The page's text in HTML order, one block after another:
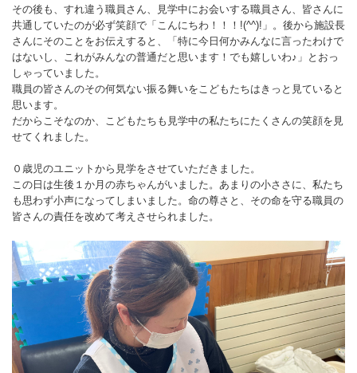
その後も、すれ違う職員さん、見学中にお会いする職員さん、皆さんに
共通していたのが必ず笑顔で「こんにちわ！！！!(^^)!」。後から施設長
さんにそのことをお伝えすると、「特に今日何かみんなに言ったわけで
はないし、これがみんなの普通だと思います！でも嬉しいわ♪」とおっ
しゃっていました。
職員の皆さんのその何気ない振る舞いをこどもたちはきっと見ていると
思います。
だからこそなのか、こどもたちも見学中の私たちにたくさんの笑顔を見
せてくれました。
０歳児のユニットから見学をさせていただきました。
この日は生後１か月の赤ちゃんがいました。あまりの小ささに、私たち
も思わず小声になってしまいました。命の尊さと、その命を守る職員の
皆さんの責任を改めて考えさせられました。